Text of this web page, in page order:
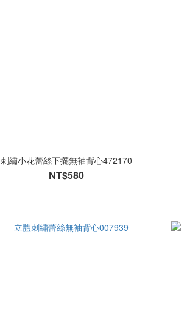
刺繡小花蕾絲下擺無袖背心472170
NT$580